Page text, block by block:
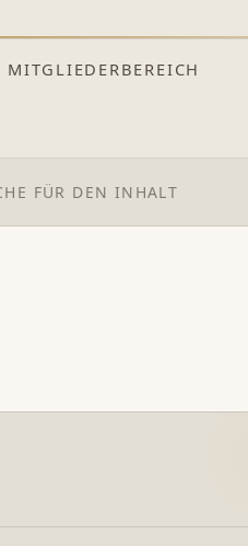
MITGLIEDERBEREICH
FÜR DEN INHALT